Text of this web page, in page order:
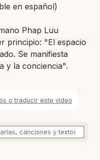
en español)
Phap Luu
principio: "El espacio
Se manifiesta
y la conciencia".
o traducir este video